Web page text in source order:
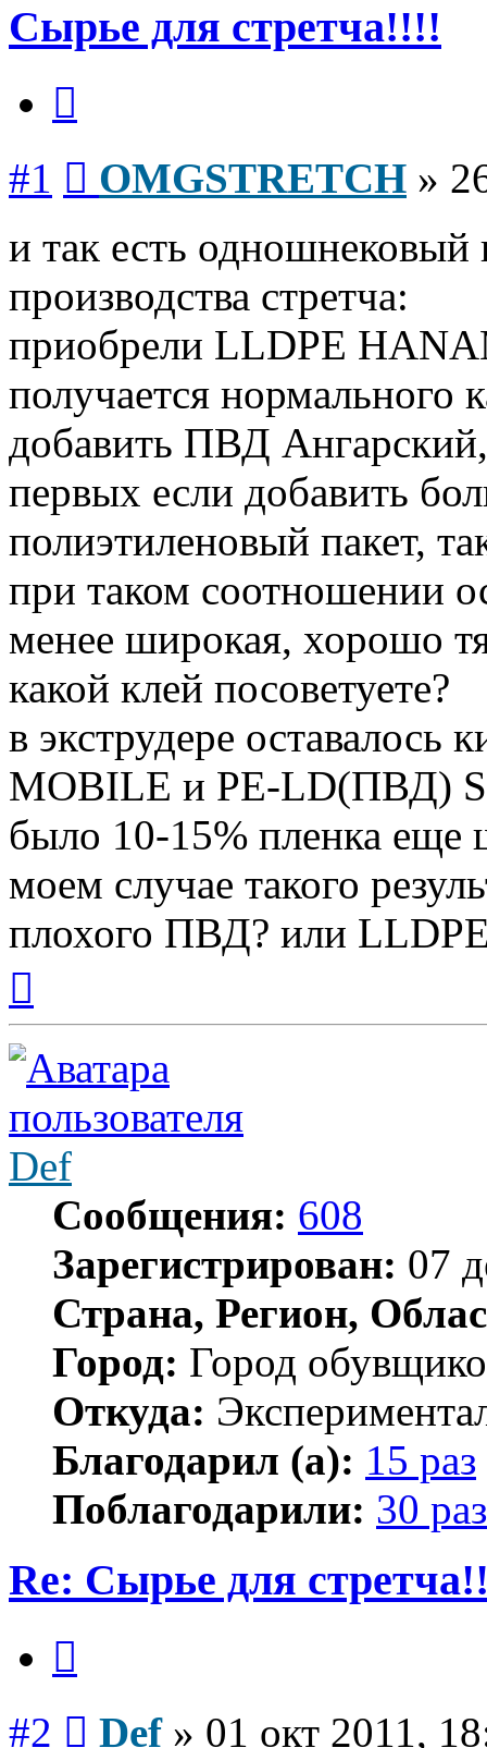
Сырье для стретча!!!!
#1 OMGSTRETCH »
и так есть одношнековый
производства стретча:
приобрели LLDPE
получается нормального
добавить ПВД
первых если добавить
полиэтиленовый пакет,
при таком соотношении
менее широкая, хорошо
какой клей посоветуете?
в экструдере
MOBILE и PE-LD(ПВД)
было 10-15% пленка еще
моем случае такого
плохого ПВД? или
началу
Def
Сообщения: 608
Зарегистрирован: 07
Страна, Регион,
Город: Город
Откуда:
Благодарил (а): 15 раз
Поблагодарили: 30 раз
Re: Сырье для
#2 Def» 01 окт 2011,